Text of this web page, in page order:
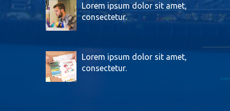
Lorem ipsum dolor sit amet,
consectetur.
Lorem ipsum dolor sit amet,
consectetur.